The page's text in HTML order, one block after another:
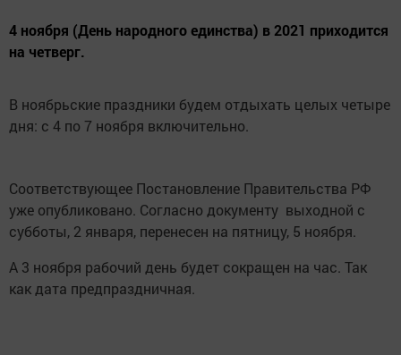
4 ноября (День народного единства) в 2021 приходится
на четверг.
В ноябрьские праздники будем отдыхать целых четыре
дня: с 4 по 7 ноября включительно.
Соответствующее Постановление Правительства РФ
уже опубликовано. Согласно документу выходной с
субботы, 2 января, перенесен на пятницу, 5 ноября.
А 3 ноября рабочий день будет сокращен на час. Так
как дата предпраздничная.